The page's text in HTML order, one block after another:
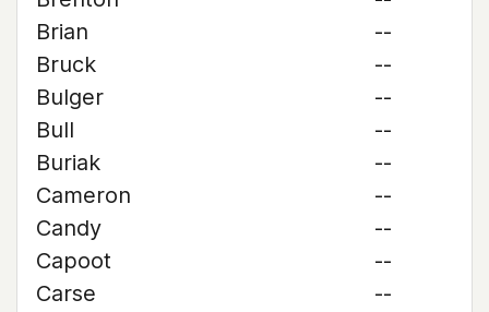
Brian
--
Bruck
--
Bulger
--
Bull
--
Buriak
--
Cameron
--
Candy
--
Capoot
--
Carse
--